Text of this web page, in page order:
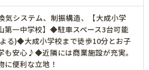
気システム、制振構造、【大成小学
第一中学校】◆駐車スペース3台可能
る)◆大成小学校まで徒歩10分とお子
も安心♪◆近隣には商業施設が充実。
に便利な立地！